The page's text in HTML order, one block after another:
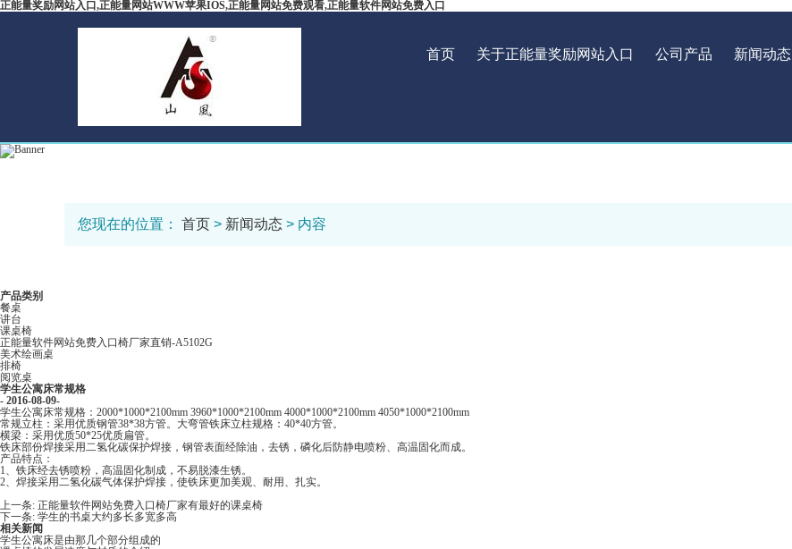
正能量奖励网站入口,正能量网站WWW苹果IOS,正能量网站免费观看,正能量软件网站免费入口
首页 关于正能量奖励网站入口 公司产品 新闻动态
您现在的位置： 首页 > 新闻动态 > 内容
产品类别
餐桌
讲台
课桌椅
正能量软件网站免费入口椅厂家直销-A5102G
美术绘画桌
排椅
阅览桌
学生公寓床常规格
- 2016-08-09-
学生公寓床常规格：2000*1000*2100mm 3960*1000*2100mm 4000*1000*2100mm 4050*1000*2100mm
常规立柱：采用优质钢管38*38方管。大弯管铁床立柱规格：40*40方管。
横梁：采用优质50*25优质扁管。
铁床部份焊接采用二氢化碳保护焊接，钢管表面经除油，去锈，磷化后防静电喷粉、高温固化而成。
产品特点：
1、铁床经去锈喷粉，高温固化制成，不易脱漆生锈。
2、焊接采用二氢化碳气体保护焊接，使铁床更加美观、耐用、扎实。
上一条: 正能量软件网站免费入口椅厂家有最好的课桌椅
下一条: 学生的书桌大约多长多宽多高
相关新闻
学生公寓床是由那几个部分组成的